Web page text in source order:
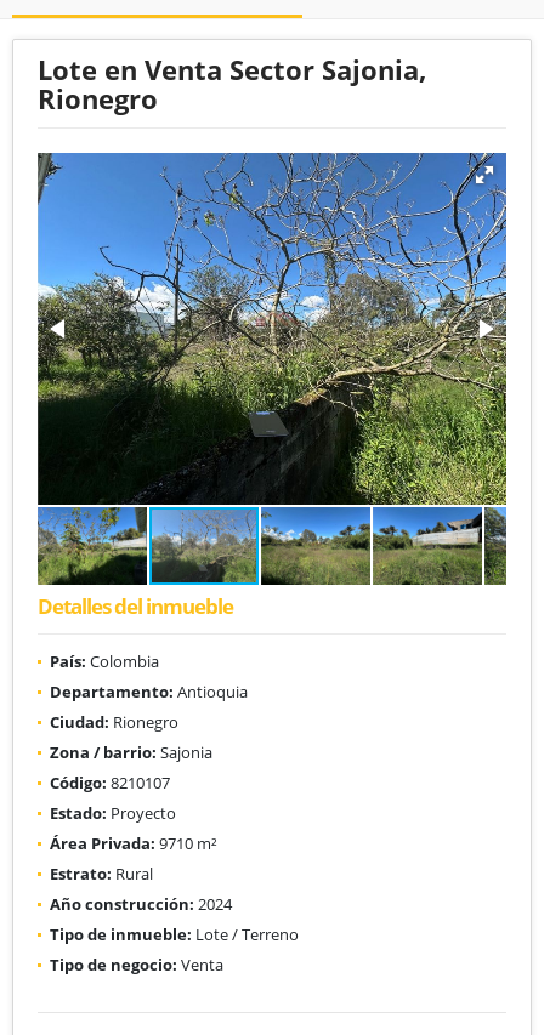
Lote en Venta Sector Sajonia,
Rionegro
Detalles del inmueble
País: Colombia
Departamento: Antioquia
Ciudad: Rionegro
Zona / barrio: Sajonia
Código: 8210107
Estado: Proyecto
Área Privada: 9710 m²
Estrato: Rural
Año construcción: 2024
Tipo de inmueble: Lote / Terreno
Tipo de negocio: Venta